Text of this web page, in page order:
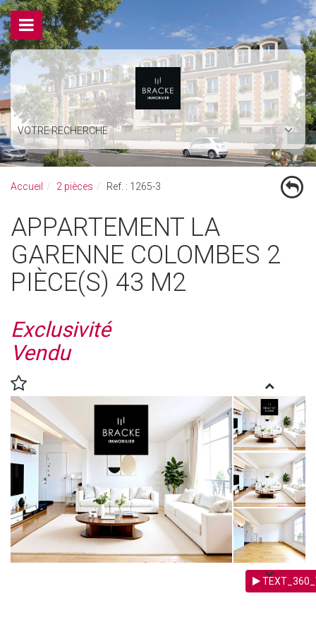
VOTRE RECHERCHE
Accueil 2 pièces Ref. : 1265-3
APPARTEMENT LA
GARENNE COLOMBES 2
PIÈCE(S) 43 M2
Exclusivité
Vendu